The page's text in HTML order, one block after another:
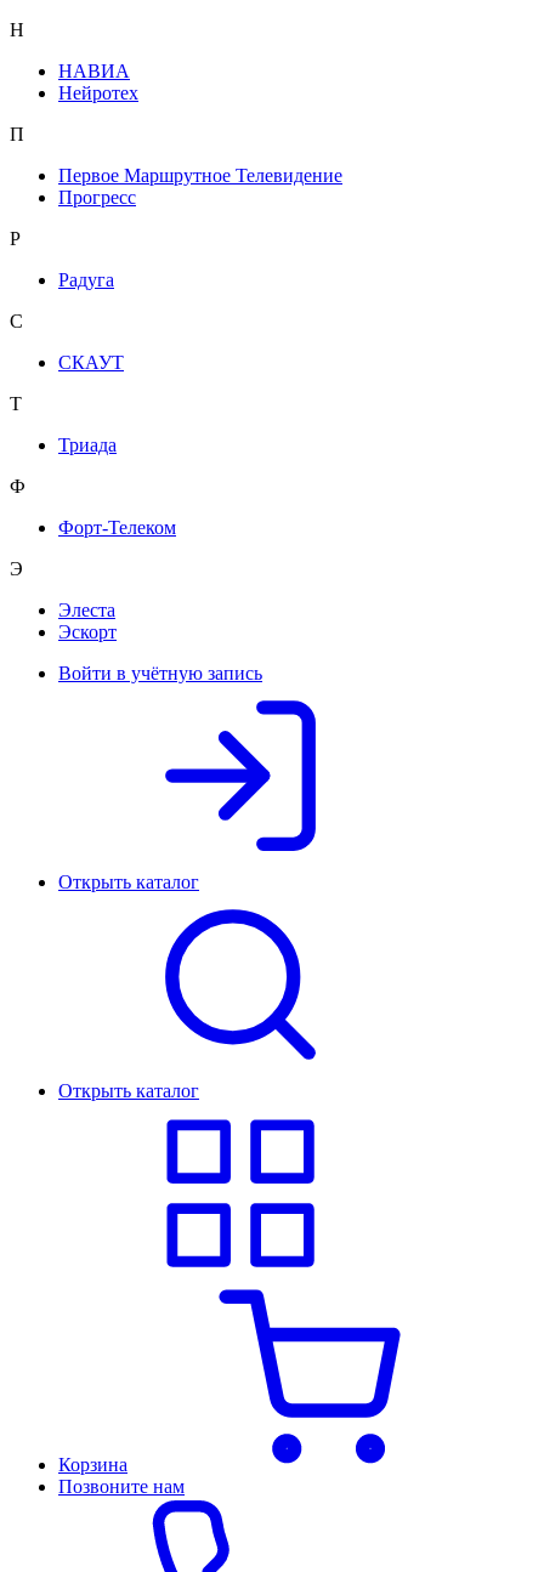
Н
НАВИА
Нейротех
П
Первое Маршрутное Телевидение
Прогресс
Р
Радуга
С
СКАУТ
Т
Триада
Ф
Форт-Телеком
Э
Элеста
Эскорт
Войти в учётную запись
Открыть каталог
Открыть каталог
Корзина
Позвоните нам